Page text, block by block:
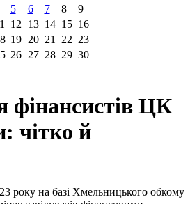
5 6 7 8
9
12 13 14 15 16
19 20 21 22 23
26 27 28 29 30
фінансистів ЦК
чітко й
року на базі Хмельницького обкому